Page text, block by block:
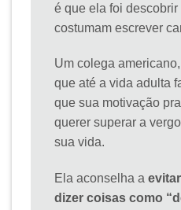
é que ela foi
costumam escrever
Um colega
que até a vida adulta
que sua motivação
querer superar a
sua vida.
Ela aconselha a
dizer coisas como